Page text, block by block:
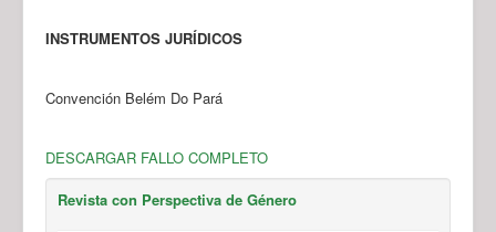
INSTRUMENTOS JURÍDICOS
Convención Belém Do Pará
DESCARGAR FALLO COMPLETO
Revista con Perspectiva de Género